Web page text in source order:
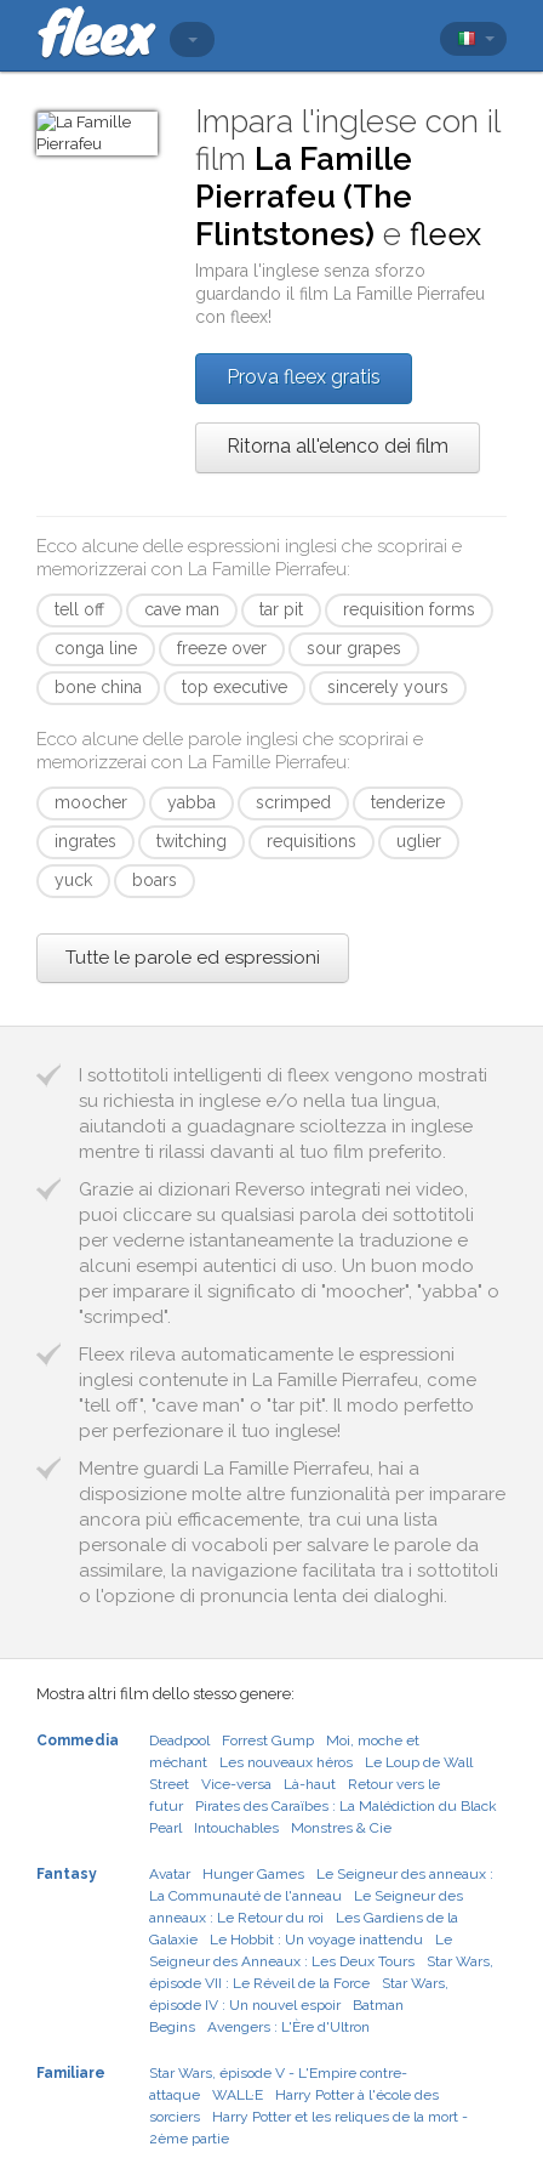
Impara l'inglese con il
film La Famille
Pierrafeu (The
Flintstones) efleex
Impara l'inglese senza sforzo
guardando il film
La Famille Pierrafeu
confleex!
Prova fleex gratis
Ritorna all'elenco dei film
Ecco alcune delle espressioni inglesi che scoprirai e
memorizzerai con La Famille Pierrafeu:
tell off cave man tar pit
requisition forms
conga line
freeze over
sour grapes
bone china
top executive sincerely yours
Ecco alcune delle parole inglesi che scoprirai e
memorizzerai con La Famille Pierrafeu:
moocher yabba scrimped
tenderize
ingrates
twitching requisitions
uglier
yuck
boars
Tutte le parole ed espressioni
I sottotitoli intelligenti di fleex vengono mostrati
su richiesta in inglese e/o nella tua lingua,
aiutandoti a guadagnare scioltezza in inglese
mentre ti rilassi davanti al tuo film preferito.
Grazie ai dizionari Reverso integrati nei video,
puoi cliccare su qualsiasi parola dei sottotitoli
per vederne istantaneamente la traduzione e
alcuni esempi autentici di uso. Un buon modo
per imparare il significato di "moocher", "yabba" o
"scrimped".
Fleex rileva automaticamente le espressioni
inglesi contenute in La Famille Pierrafeu, come
"tell off", "cave man" o "tar pit". Il modo perfetto
per perfezionare il tuo inglese!
Mentre guardi La Famille Pierrafeu, hai a
disposizione molte altre funzionalità per imparare
ancora più efficacemente, tra cui una lista
personale di vocaboli per salvare le parole da
assimilare, la navigazione facilitata tra i sottotitoli
o l'opzione di pronuncia lenta dei dialoghi.
Mostra altri film dello stesso genere:
Commedia Deadpool Forrest Gump
Moi, moche et
méchant
Les nouveaux héros
Le Loup de Wall
Street
Vice-versa Là-haut
Retour vers le
futur
Pirates des Caraïbes : La Malédiction du Black
Pearl
Intouchables Monstres & Cie
Fantasy Avatar Hunger Games
Le Seigneur des anneaux :
La Communauté de l'anneau
Le Seigneur des
anneaux : Le Retour du roi
Les Gardiens de la
Galaxie
Le Hobbit : Un voyage inattendu
Le
Seigneur des Anneaux : Les Deux Tours
Star Wars,
épisode VII : Le Réveil de la Force
Star Wars,
épisode IV : Un nouvel espoir
Batman
Begins
Avengers : L'Ère d'Ultron
Familiare
Star Wars, épisode V - L'Empire contre-
attaque
WALL·E
Harry Potter à l'école des
sorciers
Harry Potter et les reliques de la mort -
2ème partie